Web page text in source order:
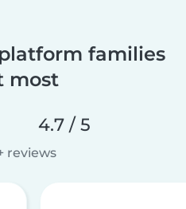
families
most
4.7 / 5
reviews